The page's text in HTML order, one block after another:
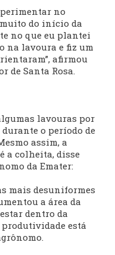
no
do início da
no que eu plantei
na lavoura e fiz um
afirmou
de Santa Rosa.
lavouras por
o período de
assim, a
a colheita, disse
da Emater:
mais desuniformes
a área da
dentro da
está